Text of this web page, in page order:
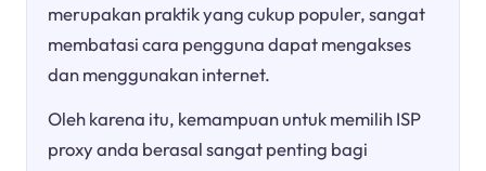
merupakan praktik yang cukup populer, sangat
membatasi cara pengguna dapat mengakses
dan menggunakan internet.
Oleh karena itu, kemampuan untuk memilih ISP
proxy anda berasal sangat penting bagi